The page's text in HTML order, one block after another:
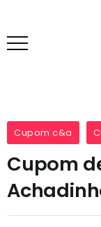
Cupom c&a
Cupom